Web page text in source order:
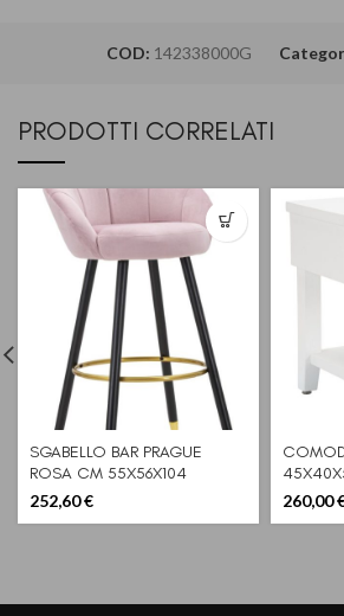
COD: 142338000G
PRODOTTI CORRELATI
SGABELLO BAR PRAGUE
ROSA CM 55X56X104
(ALTEZZA SEDUTA 80CM)
252,60€
260,00